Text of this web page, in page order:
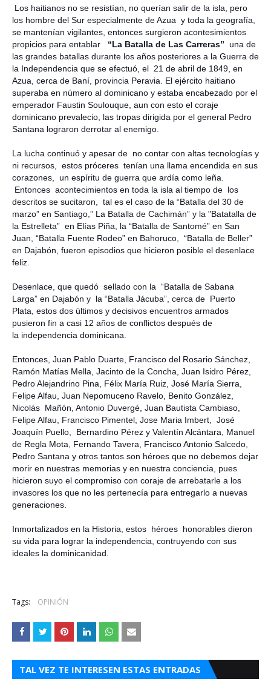
Los haitianos no se resistían, no querían salir de la isla, pero
los hombre del Sur especialmente de Azua y toda la geografía,
se mantenían vigilantes, entonces surgieron acontesimientos
propicios para entablar
“La Batalla de Las Carreras” una de
las grandes batallas durante los años posteriores a la Guerra de
la Independencia que se efectuó, el 21 de abril de 1849, en
Azua, cerca de Baní, provincia Peravia. El ejército haitiano
superaba en número al dominicano y estaba encabezado por el
emperador Faustin Soulouque, aun con esto el coraje
dominicano prevalecio, las tropas dirigida por el general Pedro
Santana lograron derrotar al enemigo.
La lucha continuó y apesar de no contar con altas tecnologías y
ni recursos, estos próceres tenían una llama encendida en sus
corazones, un espíritu de guerra que ardía como leña.
Entonces acontecimientos en toda la isla al tiempo de los
descritos se sucitaron, tal es el caso de la “Batalla del 30 de
marzo” en Santiago,” La Batalla de Cachimán” y la "Batatalla de
la Estrelleta” en Elías Piña, la “Batalla de Santomé” en San
Juan, “Batalla Fuente Rodeo” en Bahoruco, “Batalla de Beller”
en Dajabón, fueron episodios que hicieron posible el desenlace
feliz.
Desenlace, que quedó sellado con la “Batalla de Sabana
Larga” en Dajabón y la “Batalla Jácuba”, cerca de Puerto
Plata, estos dos últimos y decisivos encuentros armados
pusieron fin a casi 12 años de conflictos después de
la independencia dominicana.
Entonces, Juan Pablo Duarte, Francisco del Rosario Sánchez,
Ramón Matías Mella, Jacinto de la Concha, Juan Isidro Pérez,
Pedro Alejandrino Pina, Félix María Ruiz, José María Sierra,
Felipe Alfau, Juan Nepomuceno Ravelo, Benito González,
Nicolás Mañón, Antonio Duvergé, Juan Bautista Cambiaso,
Felipe Alfau, Francisco Pimentel, Jose Maria Imbert, José
Joaquín Puello, Bernardino Pérez y Valentín Alcántara, Manuel
de Regla Mota, Fernando Tavera, Francisco Antonio Salcedo,
Pedro Santana y otros tantos son héroes que no debemos dejar
morir en nuestras memorias y en nuestra conciencia, pues
hicieron suyo el compromiso con coraje de arrebatarle a los
invasores los que no les pertenecía para entregarlo a nuevas
generaciones.
Inmortalizados en la Historia, estos héroes honorables dieron
su vida para lograr la independencia, contruyendo con sus
ideales la dominicanidad.
Tags: OPINIÓN
TAL VEZ TE INTERESEN ESTAS ENTRADAS